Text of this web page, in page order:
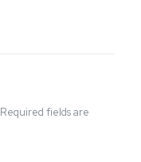
Required fields are